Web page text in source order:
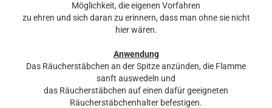
Möglichkeit, die eigenen Vorfahren
zu ehren und sich daran zu erinnern, dass man ohne sie nicht
hier wären.
Anwendung
Das Räucherstäbchen an der Spitze anzünden, die Flamme
sanft auswedeln und
das Räucherstäbchen auf einen dafür geeigneten
Räucherstäbchenhalter befestigen.